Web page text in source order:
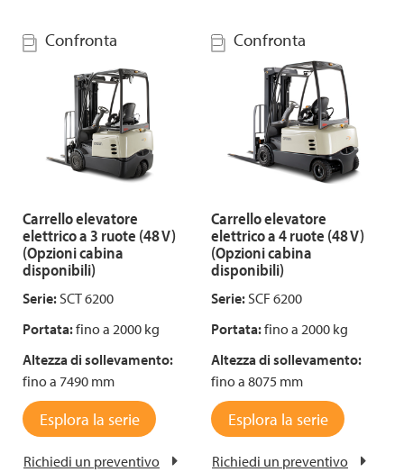
Confronta
Carrello elevatore
elettrico a 3 ruote (48 V)
(Opzioni cabina
disponibili)
Serie:SCT 6200
Portata:fino a 2000 kg
Altezza di sollevamento:
fino a 7490 mm
Esplora la serie
Richiedi un preventivo
Confronta
Carrello elevatore
elettrico a 4 ruote (48 V)
(Opzioni cabina
disponibili)
Serie:SCF 6200
Portata:fino a 2000 kg
Altezza di sollevamento:
fino a 8075 mm
Esplora la serie
Richiedi un preventivo